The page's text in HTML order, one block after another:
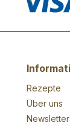
Rezepte
Über uns
Newsletter